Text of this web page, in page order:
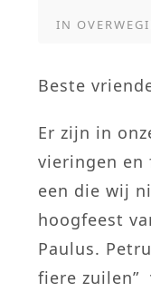
IN
Beste
Er zijn in
vieringen en
een die wij
hoogfeest
Paulus.
fiere zuilen”